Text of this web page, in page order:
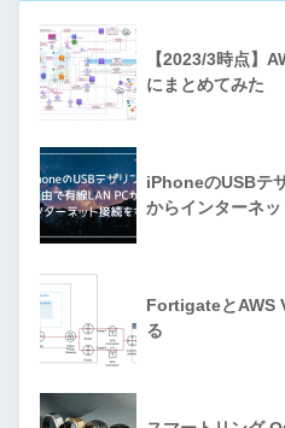
【2023/3時点】
にまとめてみた
iPhoneのUSBテ
からインターネ
FortigateとAWS
る